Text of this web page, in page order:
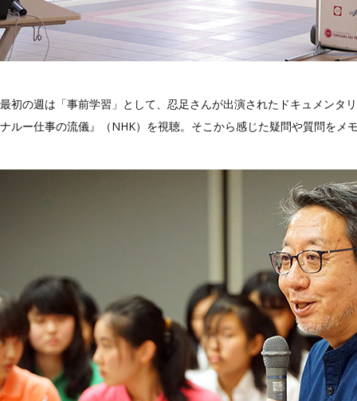
最初の週は「事前学習」として、忍足さんが出演されたドキュメンタ
ナルー仕事の流儀』（NHK）を視聴。そこから感じた疑問や質問をメ